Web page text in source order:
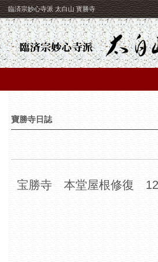
臨済宗妙心寺派 太白山 寳勝寺
寶勝寺日誌
宝勝寺 本堂屋根修復